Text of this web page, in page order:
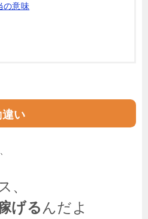
の意味
違い
、
げる んだよ